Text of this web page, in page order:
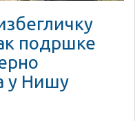
подршке
у Нишу